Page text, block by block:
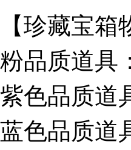
【珍藏宝
粉品质道具
紫色品质道
蓝色品质道